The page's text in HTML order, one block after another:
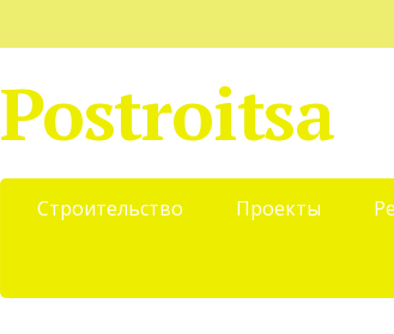
Postroitsa
Строительство Проекты